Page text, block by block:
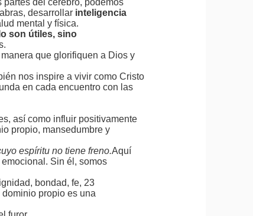
del cerebro, podemos
desarrollar inteligencia
mental y física.
son útiles, sino
que glorifiquen a Dios y
nos inspire a vivir como Cristo
en cada encuentro con las
así como influir positivamente
propio, mansedumbre y
espíritu no tiene freno.Aquí
Sin él, somos
bondad, fe, 23
dominio propio es una